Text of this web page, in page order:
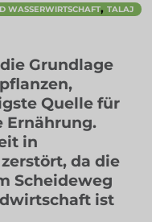
WASSERWIRTSCHAFT,TALAJ
Grundlage
Quelle für
Ernährung.
in
da die
Scheideweg
ist